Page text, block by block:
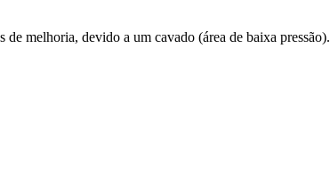
melhoria, devido a um cavado (área de baixa pressão).